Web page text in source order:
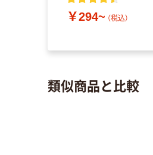
￥294~ （税込）
類似商品と比較